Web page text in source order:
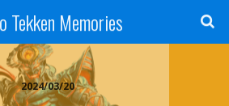
Tekken Memories
2024/03/20